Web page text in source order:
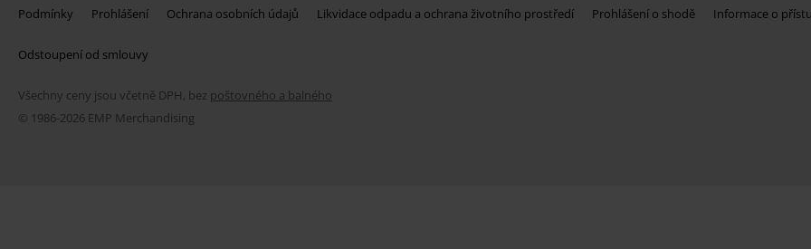
Podmínky Prohlášení Ochrana osobních údajů Likvidace odpadu a ochrana životního prostředí Prohlášení o shodě Informace o
Odstoupení od smlouvy
Všechny ceny jsou včetně DPH, bez poštovného a balného
© 1986-2026 EMP Merchandising